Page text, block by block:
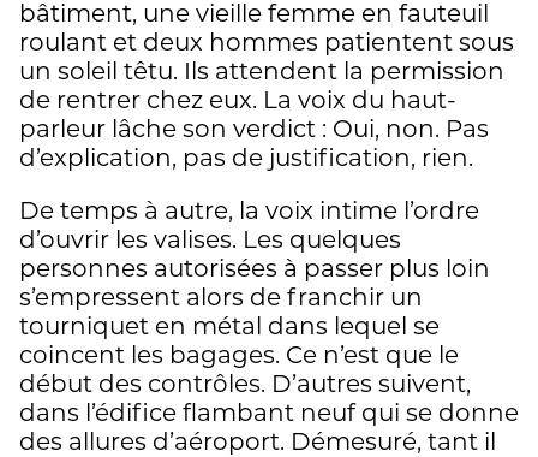
bâtiment, une vieille femme en fauteuil
roulant et deux hommes patientent sous
un soleil têtu. Ils attendent la permission
de rentrer chez eux. La voix du haut-
parleur lâche son verdict : Oui, non. Pas
d’explication, pas de justification, rien.
De temps à autre, la voix intime l’ordre
d’ouvrir les valises. Les quelques
personnes autorisées à passer plus loin
s’empressent alors de franchir un
tourniquet en métal dans lequel se
coincent les bagages. Ce n’est que le
début des contrôles. D’autres suivent,
dans l’édifice flambant neuf qui se donne
des allures d’aéroport. Démesuré, tant il